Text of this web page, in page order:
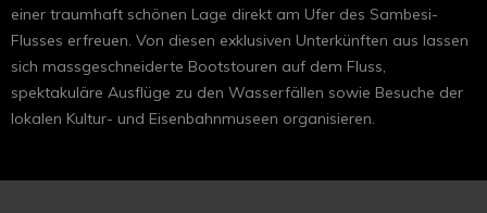
einer traumhaft schönen Lage direkt am Ufer des Sambesi-
Flusses erfreuen. Von diesen exklusiven Unterkünften aus lassen
sich massgeschneiderte Bootstouren auf dem Fluss,
spektakuläre Ausflüge zu den Wasserfällen sowie Besuche der
lokalen Kultur- und Eisenbahnmuseen organisieren.